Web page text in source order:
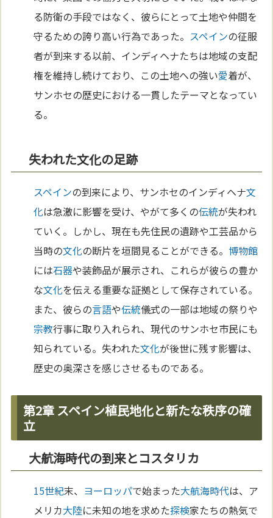
る防衛の手段ではなく、彼らにとって土地や仲間を
守るための誇り高い行為であった。 スペインの征服
者が到来する以前、インディヘナたちは地域の支配
権を維持し続けており、この土地への強い愛着が、
サンホセの歴史における一貫したテーマとなってい
る。
失われた文化の足跡
スペインの到来により、サンホセのインディヘナ文
化は急激に影響を受け、やがて多くの伝統が失われ
ていく。しかし、現在も先住民の遺跡や工芸品から
当時の文化の断片を垣間見ることができる。 博物館
には石器や装飾品が展示され、これらが彼らの豊か
な文化を伝える重要な証拠として保存されている。
また、彼らの言語や伝統儀式の一部は地域の祭りや
宗教行事に取り入れられ、現代のサンホセ市民にも
知られている。失われた文化が後世に残す影響は、
歴史の奥深さを感じさせるものである。
第2章 スペイン植民地化と新たな秩序の確
立
大航海時代の到来とコスタリカ
15世紀末、 ヨーロッパで始まった大航海時代は、ア
メリカ大陸に未知の地を求めた探検家たちの熱気で